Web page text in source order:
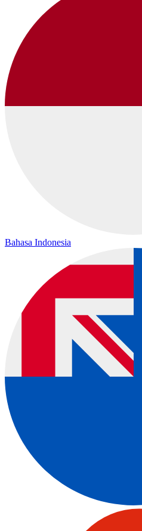
Bahasa Indonesia